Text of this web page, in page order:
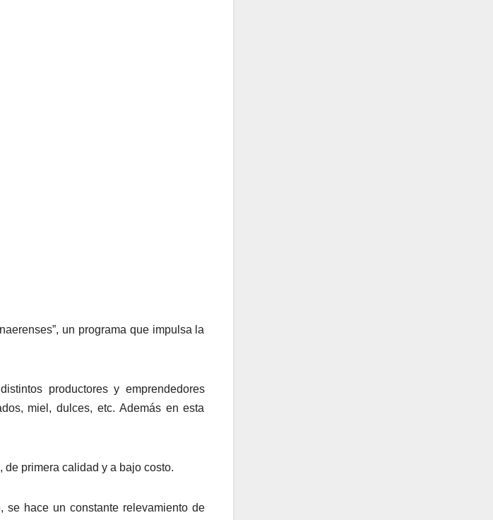
un programa que impulsa la
productores y emprendedores
miel, dulces, etc. Además en esta
primera calidad y a bajo costo.
se hace un constante relevamiento de